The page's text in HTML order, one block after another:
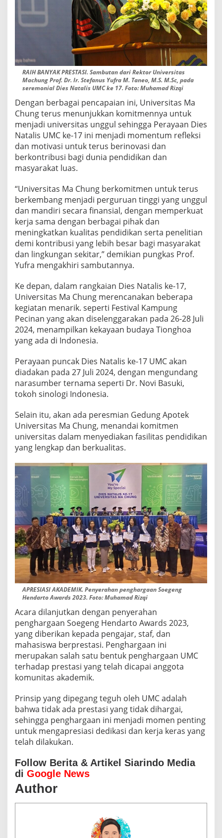
RAIH BANYAK PRESTASI. Sambutan dari Rektor Universitas
Machung Prof. Dr. Ir. Stefanus Yufra M. Taneo, M.S. M.Sc, pada
seremonial Dies Natalis UMC ke 17. Foto: Muhamad Rizqi
Dengan berbagai pencapaian ini, Universitas Ma
Chung terus menunjukkan komitmennya untuk
menjadi universitas unggul sehingga Perayaan Dies
Natalis UMC ke-17 ini menjadi momentum refleksi
dan motivasi untuk terus berinovasi dan
berkontribusi bagi dunia pendidikan dan
masyarakat luas.
“Universitas Ma Chung berkomitmen untuk terus
berkembang menjadi perguruan tinggi yang unggul
dan mandiri secara finansial, dengan memperkuat
kerja sama dengan berbagai pihak dan
meningkatkan kualitas pendidikan serta penelitian
demi kontribusi yang lebih besar bagi masyarakat
dan lingkungan sekitar,” demikian pungkas Prof.
Yufra mengakhiri sambutannya.
Ke depan, dalam rangkaian Dies Natalis ke-17,
Universitas Ma Chung merencanakan beberapa
kegiatan menarik. seperti Festival Kampung
Pecinan yang akan diselenggarakan pada 26-28 Juli
2024, menampilkan kekayaan budaya Tionghoa
yang ada di Indonesia.
Perayaan puncak Dies Natalis ke-17 UMC akan
diadakan pada 27 Juli 2024, dengan mengundang
narasumber ternama seperti Dr. Novi Basuki,
tokoh sinologi Indonesia.
Selain itu, akan ada peresmian Gedung Apotek
Universitas Ma Chung, menandai komitmen
universitas dalam menyediakan fasilitas pendidikan
yang lengkap dan berkualitas.
APRESIASI AKADEMIK. Penyerahan penghargaan Soegeng
Hendarto Awards 2023. Foto: Muhamad Rizqi
Acara dilanjutkan dengan penyerahan
penghargaan Soegeng Hendarto Awards 2023,
yang diberikan kepada pengajar, staf, dan
mahasiswa berprestasi. Penghargaan ini
merupakan salah satu bentuk penghargaan UMC
terhadap prestasi yang telah dicapai anggota
komunitas akademik.
Prinsip yang dipegang teguh oleh UMC adalah
bahwa tidak ada prestasi yang tidak dihargai,
sehingga penghargaan ini menjadi momen penting
untuk mengapresiasi dedikasi dan kerja keras yang
telah dilakukan.
Follow Berita & Artikel Siarindo Media
di Google News
Author